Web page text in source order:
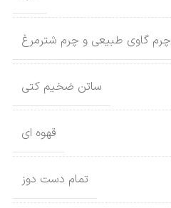
چرم گاوی طبیعی و چرم شترمرغ
ساتن ضخیم کتی
قهوه ای
تمام دست دوز